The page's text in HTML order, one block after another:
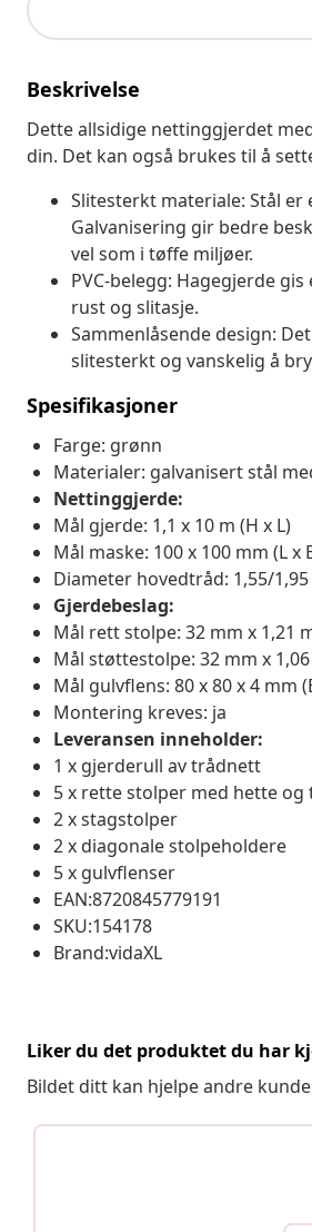
Beskrivelse
Dette allsidige nettinggjerdet
din. Det kan også brukes til å
Slitesterkt materiale: Stål
Galvanisering gir bedre
vel som i tøffe miljøer.
PVC-belegg: Hagegjerde
rust og slitasje.
Sammenlåsende design:
slitesterkt og vanskelig å
Spesifikasjoner
Farge: grønn
Materialer: galvanisert stål
Nettinggjerde:
Mål gjerde: 1,1 x 10 m (H x L)
Mål maske: 100 x 100 mm (L x
Diameter hovedtråd: 1,55/
Gjerdebeslag:
Mål rett stolpe: 32 mm x 1,21
Mål støttestolpe: 32 mm x
Mål gulvflens: 80 x 80 x 4 mm
Montering kreves: ja
Leveransen inneholder:
1 x gjerderull av trådnett
5 x rette stolper med hette
2 x stagstolper
2 x diagonale stolpeholdere
5 x gulvflenser
EAN:8720845779191
SKU:154178
Brand:vidaXL
Liker du det produktet du har
Bildet ditt kan hjelpe andre